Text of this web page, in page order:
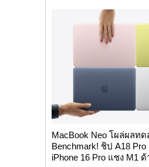
MacBook Neo โผล่ผลท
Benchmark! ชิป A18 Pro
iPhone 16 Pro แซง M1